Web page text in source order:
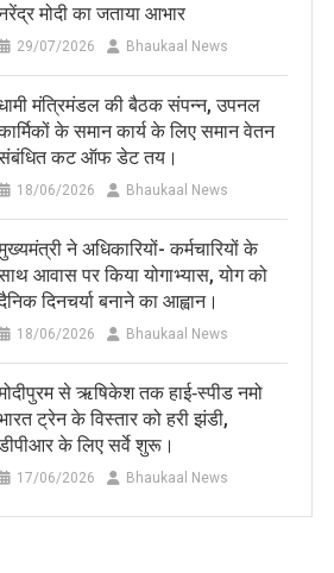
मोदी का जताया आभार
29/07/2026 Bhaukaal News
मंत्रिमंडल की बैठक संपन्न, उपनल
के समान कार्य के लिए समान वेतन
कट ऑफ डेट तय।
18/06/2026 Bhaukaal News
ने अधिकारियों- कर्मचारियों के
आवास पर किया योगाभ्यास, योग को
दिनचर्या बनाने का आह्वान।
18/06/2026 Bhaukaal News
से ऋषिकेश तक हाई‑स्पीड नमो
ट्रेन के विस्तार को हरी झंडी,
के लिए सर्वे शुरू।
17/06/2026 Bhaukaal News